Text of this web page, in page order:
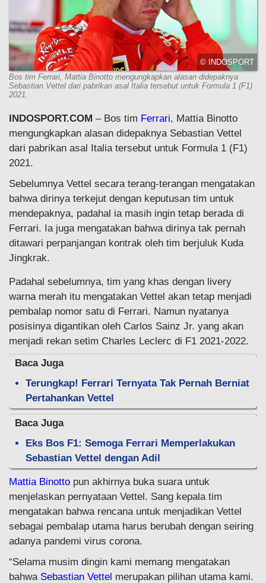
© INDOSPORT
Bos tim Ferrari, Mattia Binotto mengungkapkan alasan didepaknya
Sebastian Vettel dari pabrikan asal Italia tersebut untuk Formula 1 (F1)
2021.
INDOSPORT.COM – Bos tim Ferrari, Mattia Binotto
mengungkapkan alasan didepaknya Sebastian Vettel
dari pabrikan asal Italia tersebut untuk Formula 1 (F1)
2021.
Sebelumnya Vettel secara terang-terangan mengatakan
bahwa dirinya terkejut dengan keputusan tim untuk
mendepaknya, padahal ia masih ingin tetap berada di
Ferrari. Ia juga mengatakan bahwa dirinya tak pernah
ditawari perpanjangan kontrak oleh tim berjuluk Kuda
Jingkrak.
Padahal sebelumnya, tim yang khas dengan livery
warna merah itu mengatakan Vettel akan tetap menjadi
pembalap nomor satu di Ferrari. Namun nyatanya
posisinya digantikan oleh Carlos Sainz Jr. yang akan
menjadi rekan setim Charles Leclerc di F1 2021-2022.
Baca Juga
Terungkap! Ferrari Ternyata Tak Pernah Berniat
Pertahankan Vettel
Baca Juga
Eks Bos F1: Semoga Ferrari Memperlakukan
Sebastian Vettel dengan Adil
Mattia Binotto pun akhirnya buka suara untuk
menjelaskan pernyataan Vettel. Sang kepala tim
mengatakan bahwa rencana untuk menjadikan Vettel
sebagai pembalap utama harus berubah dengan seiring
adanya pandemi virus corona.
“Selama musim dingin kami memang mengatakan
bahwa Sebastian Vettel merupakan pilihan utama kami.